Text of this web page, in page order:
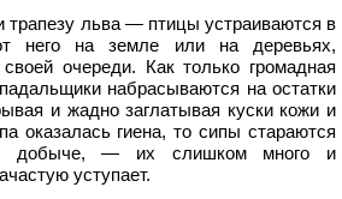
трапезу льва — птицы устраиваются в
него на земле или на деревьях,
очереди. Как только громадная
набрасываются на остатки
и жадно заглатывая куски кожи и
оказалась гиена, то сипы стараются
добыче, — их слишком много и
уступает.